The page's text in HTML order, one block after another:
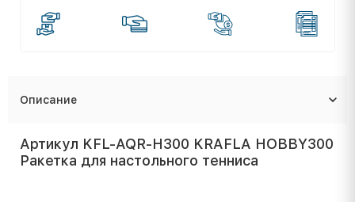
Описание
Артикул KFL-AQR-H300 KRAFLA HOBBY300
Ракетка для настольного тенниса